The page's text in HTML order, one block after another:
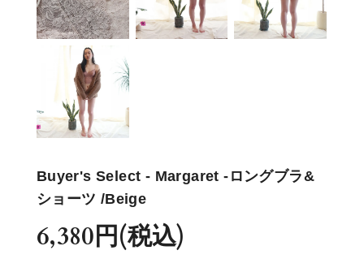
Buyer's Select - Margaret - ロングブラ&
ショーツ /Beige
6,380円(税込)